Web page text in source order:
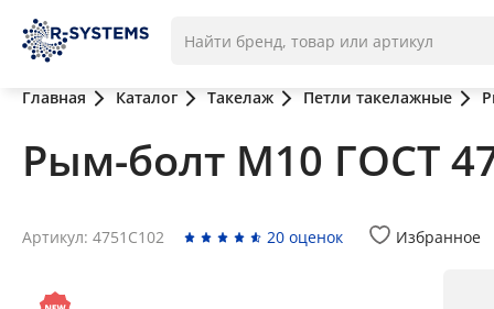
Главная Каталог Такелаж Петли такелажные
Рым-болт М10 ГОСТ
Артикул: 4751C102 20 оценок Избранное